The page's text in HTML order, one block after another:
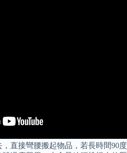
直接彎腰搬起物品，若長時間90度